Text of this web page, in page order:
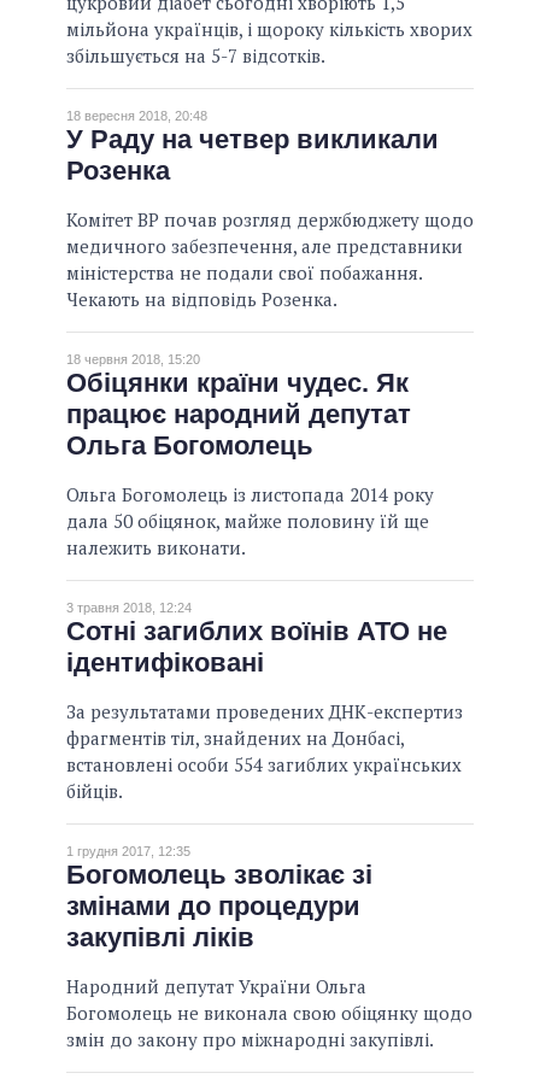
мільйона українців, і щороку кількість хворих
збільшується на 5-7 відсотків.
18 вересня 2018, 20:48
У Раду на четвер викликали
Розенка
Комітет ВР почав розгляд держбюджету щодо
медичного забезпечення, але представники
міністерства не подали свої побажання.
Чекають на відповідь Розенка.
18 червня 2018, 15:20
Обіцянки країни чудес. Як
працює народний депутат
Ольга Богомолець
Ольга Богомолець із листопада 2014 року
дала 50 обіцянок, майже половину їй ще
належить виконати.
3 травня 2018, 12:24
Сотні загиблих воїнів АТО не
ідентифіковані
За результатами проведених ДНК-експертиз
фрагментів тіл, знайдених на Донбасі,
встановлені особи 554 загиблих українських
бійців.
1 грудня 2017, 12:35
Богомолець зволікає зі
змінами до процедури
закупівлі ліків
Народний депутат України Ольга
Богомолець не виконала свою обіцянку щодо
змін до закону про міжнародні закупівлі.